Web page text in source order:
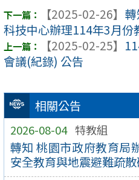
相關公告
2026-08-04 特教組
轉知 桃園市政府教育局
安全教育與地震避難疏散
【2025-02-26】
科技中心辦理114年3月份
【2025-02-25】
會議(紀錄) 公告